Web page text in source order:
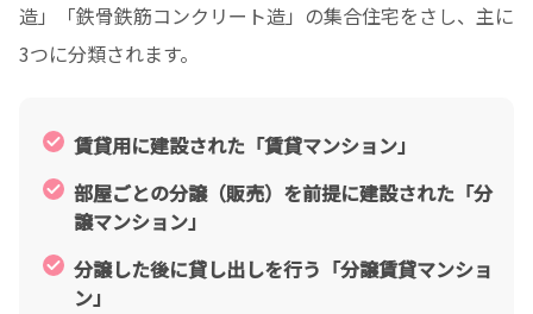
造」「鉄骨鉄筋コンクリート造」の集合住宅をさし、主に
3つに分類されます。
賃貸用に建設された「賃貸マンション」
部屋ごとの分譲（販売）を前提に建設された「分
譲マンション」
分譲した後に貸し出しを行う「分譲賃貸マンショ
ン」